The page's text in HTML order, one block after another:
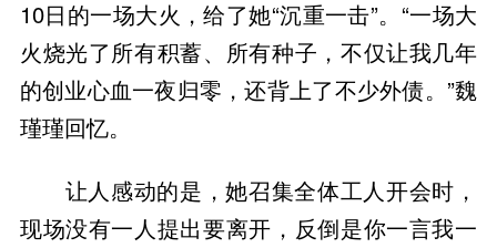
10日的一场大火，给了她“沉重一击”。“一场大
火烧光了所有积蓄、所有种子，不仅让我几年
的创业心血一夜归零，还背上了不少外债。”魏
让人感动的是，她召集全体工人开会时，
现场没有一人提出要离开，反倒是你一言我一